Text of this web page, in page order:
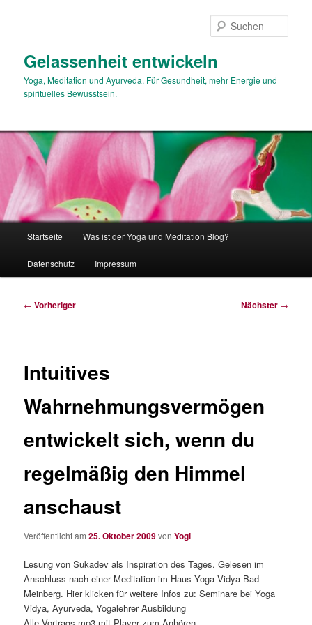
Gelassenheit entwickeln
Yoga, Meditation und Ayurveda. Für Gesundheit, mehr Energie und
spirituelles Bewusstsein.
Startseite Was ist der Yoga und Meditation Blog?
Datenschutz Impressum
Beitragsnavigation
← Vorheriger Nächster →
Intuitives
Wahrnehmungsvermögen
entwickelt sich, wenn du
regelmäßig den Himmel
anschaust
Veröffentlicht am25. Oktober 2009vonYogi
Lesung von Sukadev als Inspiration des Tages. Gelesen im
Anschluss nach einer Meditation im Haus Yoga Vidya Bad
Meinberg. Hier klicken für weitere Infos zu: Seminare bei Yoga
Vidya, Ayurveda, Yogalehrer Ausbildung
Alle Vortrags mp3 mit Player zum Anhören